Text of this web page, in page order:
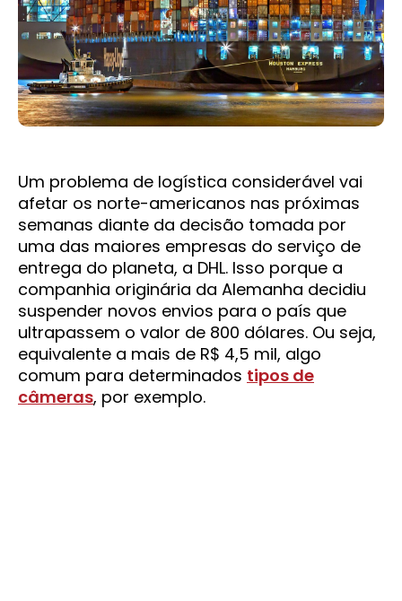
Um problema de logística considerável vai
afetar os norte-americanos nas próximas
semanas diante da decisão tomada por
uma das maiores empresas do serviço de
entrega do planeta, a DHL. Isso porque a
companhia originária da Alemanha decidiu
suspender novos envios para o país que
ultrapassem o valor de 800 dólares. Ou seja,
equivalente a mais de R$ 4,5 mil, algo
comum para determinados tipos de
câmeras, por exemplo.